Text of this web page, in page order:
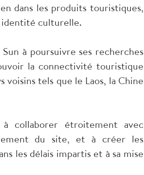
dans les produits touristiques,
identité culturelle.
à poursuivre ses recherches
la connectivité touristique
tels que le Laos, la Chine
collaborer étroitement avec
du site, et à créer les
les délais impartis et à sa mise